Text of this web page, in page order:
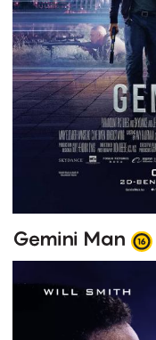
Gemini Man